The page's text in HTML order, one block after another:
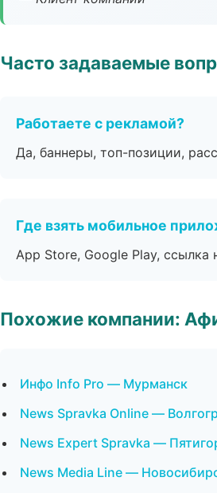
Часто задаваемые
Работаете с рекламой?
Да, баннеры, топ-позиции,
Где взять мобильное
App Store, Google Play, ссылка
Похожие компании:
Инфо Info Pro — Мурманск
News Spravka Online —
News Expert Spravka —
News Media Line —